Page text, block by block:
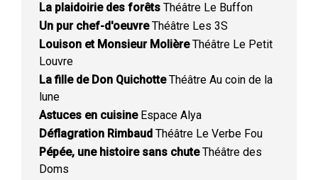
La plaidoirie des forêts Théâtre Le Buffon
Un pur chef-d'oeuvreThéâtre Les 3S
Louison et Monsieur MolièreThéâtre Le Petit
Louvre
La fille de Don QuichotteThéâtre Au coin de la
lune
Astuces en cuisineEspace Alya
Déflagration Rimbaud Théâtre Le Verbe Fou
Pépée, une histoire sans chuteThéâtre des
Doms